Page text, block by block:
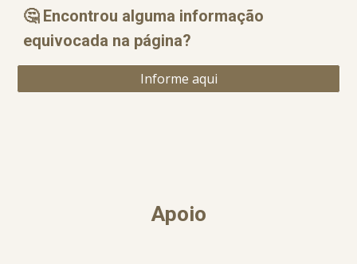
🤔 Encontrou alguma informação
equivocada na página?
Informe aqui
Apoio